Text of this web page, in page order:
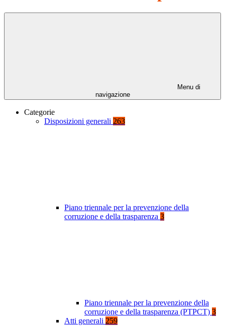
Menu di
navigazione
Categorie
Disposizioni generali 263
Piano triennale per la prevenzione della
corruzione e della trasparenza 3
Piano triennale per la prevenzione della
corruzione e della trasparenza (PTPCT) 3
Atti generali 259